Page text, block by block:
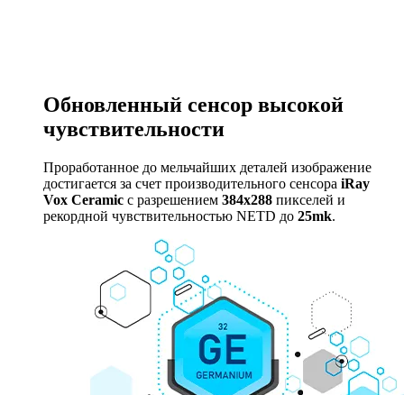
Обновленный сенсор высокой
чувствительности
Проработанное до мельчайших деталей изображение
достигается за счет производительного сенсора iRay
Vox Ceramic с разрешением 384x288 пикселей и
рекордной чувствительностью NETD до 25mk.